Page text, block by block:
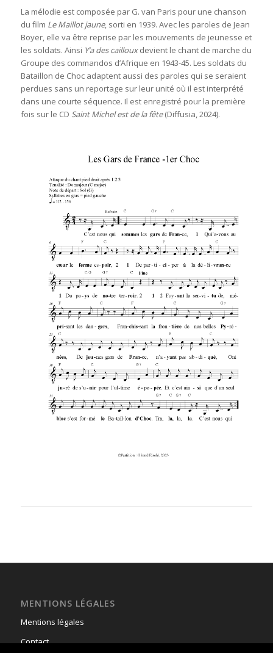
La mélodie est composée par G. van Paris pour une chanson
du film Le Maillot jaune, sorti en 1939. Avec les paroles de Jean
Boyer, elle va être reprise par les mouvements de jeunesse et
les soldats. Ainsi Y’a des caillouxdevient le chant de marche du
Groupe des commandos d’Afrique en 1943-45. Les soldats du
Bataillon de Choc adaptent aussi des paroles qui se seraient
perdues sans un reportage sur leur unité où il est interprété
dans une courte séquence. Il est enregistré pour la première
fois sur le CD Saint Michel est de la fête(Diffusia, 2024).
MENTIONS LÉGALES
Mentions légales
Contact